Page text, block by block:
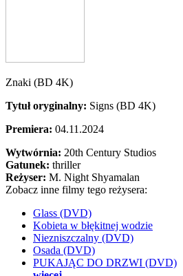
Znaki (BD 4K)
Tytuł oryginalny: Signs (BD 4K)
Premiera: 04.11.2024
Wytwórnia: 20th Century Studios
Gatunek: thriller
Reżyser: M. Night Shyamalan
Zobacz inne filmy tego reżysera:
Glass (DVD)
Kobieta w błękitnej wodzie
Niezniszczalny (DVD)
Osada (DVD)
PUKAJĄC DO DRZWI (DVD)